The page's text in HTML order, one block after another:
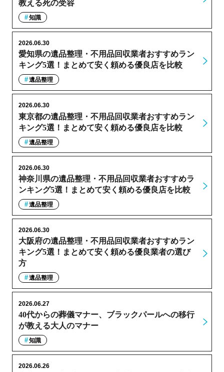
教える死の受容
知識
愛知県の遺品整理・不用品回収業者おすすめラン
キング5選！まとめて安く頼める優良店を比較
2026.06.30
遺品整理
東京都の遺品整理・不用品回収業者おすすめラン
キング5選！まとめて安く頼める優良店を比較
2026.06.30
遺品整理
神奈川県の遺品整理・不用品回収業者おすすめラ
ンキング5選！まとめて安く頼める優良店を比較
2026.06.30
遺品整理
大阪府の遺品整理・不用品回収業者おすすめラン
キング5選！まとめて安く頼める優良業者の選び
方
2026.06.30
遺品整理
40代からの葬儀マナー、ブラックパールへの移行
が教える大人のマナー
2026.06.27
知識
2026.06.26